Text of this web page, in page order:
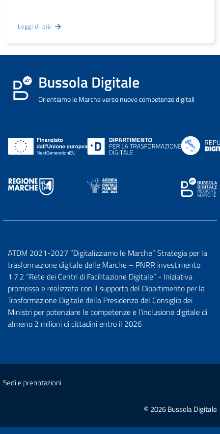
Leggi di più
Bussola Digitale
Orientiamo le Marche verso nuove competenze digitali
ATDM 2021-2027 “Digitalizziamo le Marche” Strategia per la
trasformazione digitale delle Marche – PNRR investimento
1.7.2 “Rete dei Centri di Facilitazione Digitale” - Iniziativa
promossa e realizzata con il supporto del Dipartimento per la
Trasformazione Digitale della Presidenza del Consiglio dei
Ministri per potenziare le competenze e l’inclusione digitale di
almeno 2 milioni di cittadini entro il 2026
Sedi e prenotazioni
© 2026 Bussola Digitale